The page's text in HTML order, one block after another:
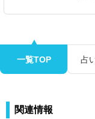
一覧TOP 占
関連情報